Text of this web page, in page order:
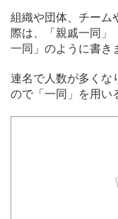
組織や団体、チーム
際は、「親戚一同」
一同」のように書き
連名で人数が多くな
ので「一同」を用い